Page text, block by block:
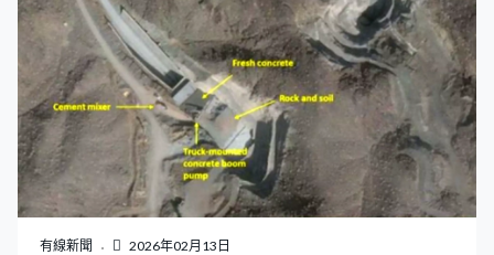
當時載有11人，正調查是否涉及非法捕撈，官房長官木原
稔重申會堅決打擊非法捕漁活動。 中國外交部要求保障船
員合法權益。外交部發言人林劍：「中國政府一貫要求中
國的漁民依法依規作業，同時堅決維護中國漁民的合法權
益。希望日方嚴格遵守《中日漁業協定》，公正執法，保
障中方船員安全和合法權益。」
有線新聞 2026年02月13日